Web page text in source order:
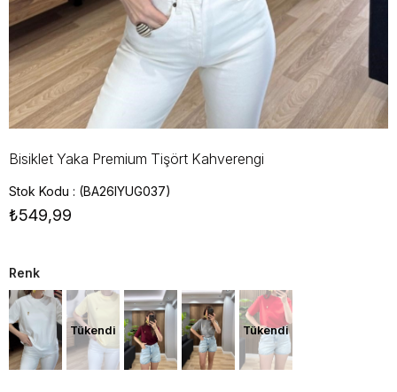
Bisiklet Yaka Premium Tişört Kahverengi
Stok Kodu (BA26IYUG037)
₺549,99
Renk
Tükendi Tükendi